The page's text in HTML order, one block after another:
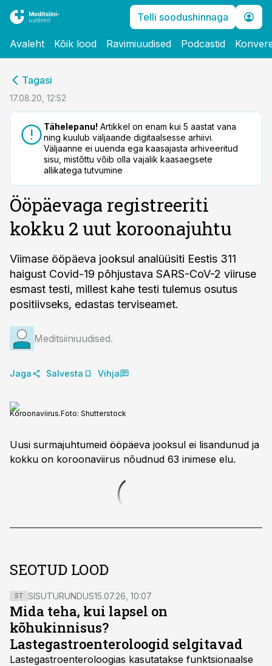
Telli soodushinnaga
Avaleht Kõik lood Ravimiuudised Podcastid
Tagasi
17.08.20, 12:52
Tähelepanu! Artikkel on enam kui 5 aastat vana
ning kuulub väljaande digitaalsesse arhiivi.
Väljaanne ei uuenda ega kaasajasta arhiveeritud
sisu, mistõttu võib olla vajalik kaasaegsete
allikatega tutvumine
Ööpäevaga registreeriti
kokku 2 uut koroonajuhtu
Viimase ööpäeva jooksul analüüsiti Eestis 311
haigust Covid-19 põhjustava SARS-CoV-2 viiruse
esmast testi, millest kahe testi tulemus osutus
positiivseks, edastas terviseamet.
Meditsiiniuudised.
Jaga Salvesta Vihja
Koroonaviirus.Foto: Shutterstock
Uusi surmajuhtumeid ööpäeva jooksul ei lisandunud ja
kokku on koroonaviirus nõudnud 63 inimese elu.
SEOTUD LOOD
ST SISUTURUNDUS15.07.26, 10:07
Mida teha, kui lapsel on
kõhukinnisus?
Lastegastroenteroloogid selgitavad
Lastegastroenteroloogias kasutatakse funktsionaalse